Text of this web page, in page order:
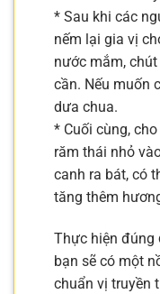
* Sau khi các
nếm lại gia vị
nước mắm,
cần. Nếu muốn
dưa chua.
* Cuối cùng,
răm thái nhỏ
canh ra bát, có
tăng thêm
Thực hiện đúng
bạn sẽ có một
chuẩn vị truyền